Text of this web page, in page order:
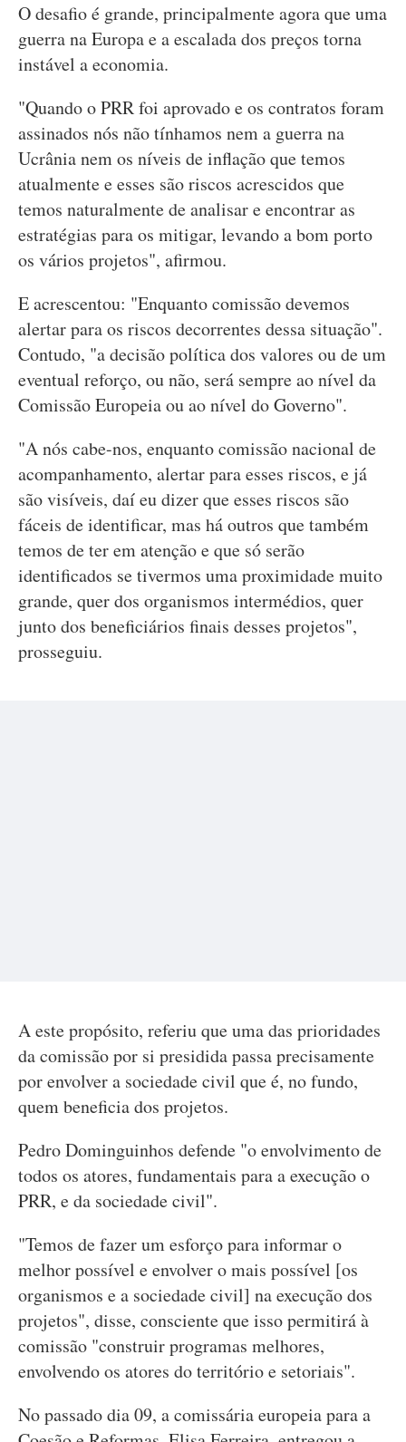
O desafio é grande, principalmente agora que uma
guerra na Europa e a escalada dos preços torna
instável a economia.
"Quando o PRR foi aprovado e os contratos foram
assinados nós não tínhamos nem a guerra na
Ucrânia nem os níveis de inflação que temos
atualmente e esses são riscos acrescidos que
temos naturalmente de analisar e encontrar as
estratégias para os mitigar, levando a bom porto
os vários projetos", afirmou.
E acrescentou: "Enquanto comissão devemos
alertar para os riscos decorrentes dessa situação".
Contudo, "a decisão política dos valores ou de um
eventual reforço, ou não, será sempre ao nível da
Comissão Europeia ou ao nível do Governo".
"A nós cabe-nos, enquanto comissão nacional de
acompanhamento, alertar para esses riscos, e já
são visíveis, daí eu dizer que esses riscos são
fáceis de identificar, mas há outros que também
temos de ter em atenção e que só serão
identificados se tivermos uma proximidade muito
grande, quer dos organismos intermédios, quer
junto dos beneficiários finais desses projetos",
prosseguiu.
A este propósito, referiu que uma das prioridades
da comissão por si presidida passa precisamente
por envolver a sociedade civil que é, no fundo,
quem beneficia dos projetos.
Pedro Dominguinhos defende "o envolvimento de
todos os atores, fundamentais para a execução o
PRR, e da sociedade civil".
"Temos de fazer um esforço para informar o
melhor possível e envolver o mais possível [os
organismos e a sociedade civil] na execução dos
projetos", disse, consciente que isso permitirá à
comissão "construir programas melhores,
envolvendo os atores do território e setoriais".
No passado dia 09, a comissária europeia para a